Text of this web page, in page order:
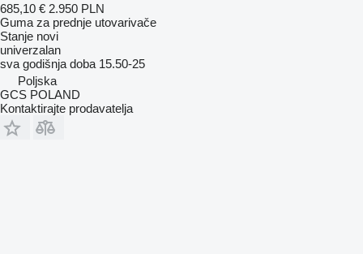
685,10 € 2.950 PLN
Guma za prednje utovarivače
Stanje novi
univerzalan
sva godišnja doba 15.50-25
Poljska
GCS POLAND
Kontaktirajte prodavatelja